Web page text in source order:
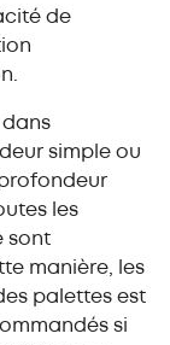
de
dans
simple ou
les
sont
manière, les
palettes est
si